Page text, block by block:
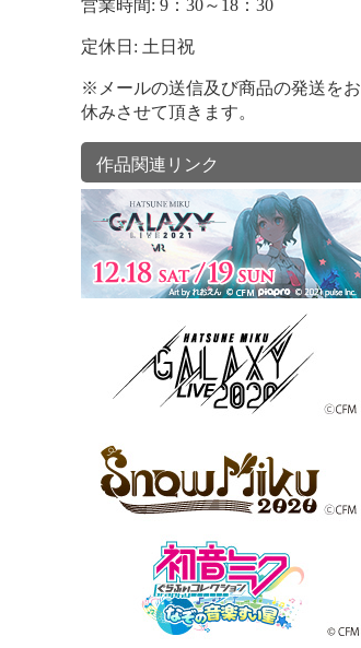
営業時間: 9：30～18：30
定休日: 土日祝
※メールの送信及び商品の発送をお
休みさせて頂きます。
作品関連リンク